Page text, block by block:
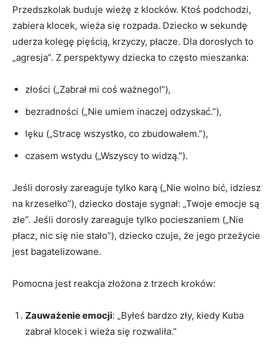
Przedszkolak buduje wieżę z klocków. Ktoś podchodzi,
zabiera klocek, wieża się rozpada. Dziecko w sekundę
uderza kolegę pięścią, krzyczy, płacze. Dla dorosłych to
„agresja”. Z perspektywy dziecka to często mieszanka:
złości („Zabrał mi coś ważnego!”),
bezradności („Nie umiem inaczej odzyskać.”),
lęku („Stracę wszystko, co zbudowałem.”),
czasem wstydu („Wszyscy to widzą.”).
Jeśli dorosły zareaguje tylko karą („Nie wolno bić, idziesz
na krzesełko”), dziecko dostaje sygnał: „Twoje emocje są
złe”. Jeśli dorosły zareaguje tylko pocieszaniem („Nie
płacz, nic się nie stało”), dziecko czuje, że jego przeżycie
jest bagatelizowane.
Pomocna jest reakcja złożona z trzech kroków:
Zauważenie emocji: „Byłeś bardzo zły, kiedy Kuba
zabrał klocek i wieża się rozwaliła.”